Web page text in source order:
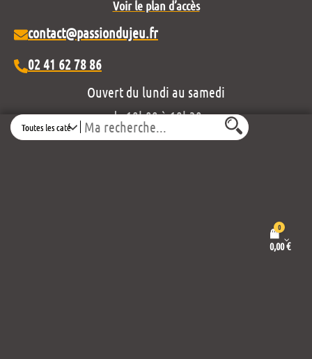
Search
0
0,00€
Voir le plan d’accès
contact@passiondujeu.fr
02 41 62 78 86
Ouvert du lundi au samedi
de 10h00 à 19h30
Découvrez notre projet éditorial :